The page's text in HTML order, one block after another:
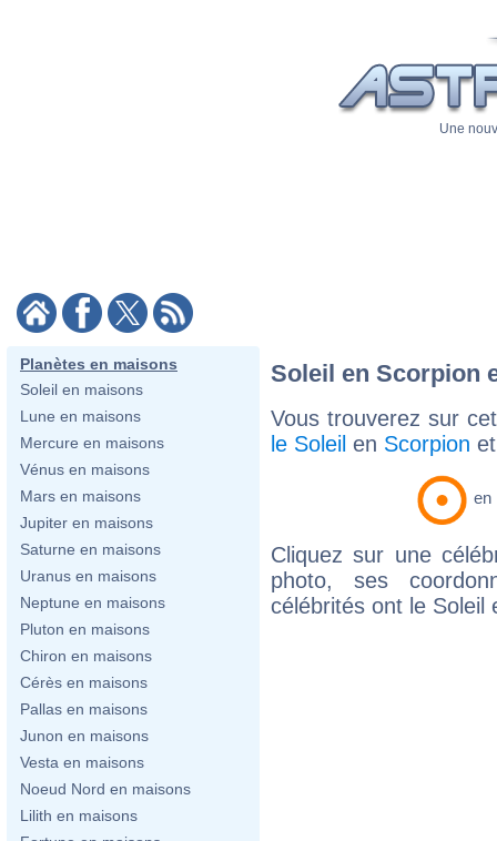
Une
Planètes en maisons
Soleil en maisons
Lune en maisons
Mercure en maisons
Vénus en maisons
Mars en maisons
Jupiter en maisons
Saturne en maisons
Uranus en maisons
Neptune en maisons
Pluton en maisons
Chiron en maisons
Cérès en maisons
Pallas en maisons
Junon en maisons
Vesta en maisons
Noeud Nord en maisons
Lilith en maisons
Soleil en Scorpion
Vous trouverez sur
le Soleil en Scorpion
en
Cliquez sur une
photo, ses
célébrités ont le Soleil